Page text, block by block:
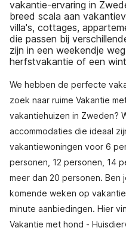
vakantie-ervaring in
breed scala aan
villa's, cottages,
die passen bij
zijn in een weekendje
herfstvakantie of een
We hebben de perfecte
zoek naar ruime Vakantie
vakantiehuizen in Zweden?
accommodaties die ideaal
vakantiewoningen voor 6
personen, 12 personen, 14
meer dan 20 personen. Ben
komende weken op
minute aanbiedingen. Hier
Vakantie met hond -